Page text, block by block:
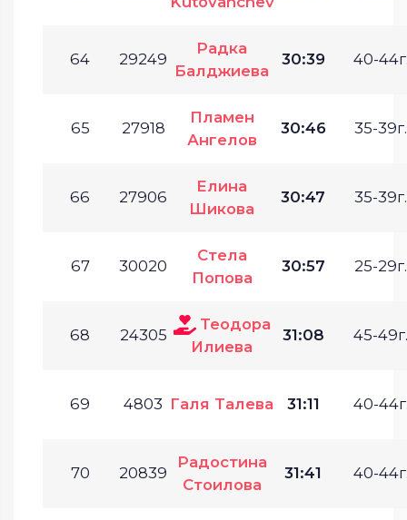
64 29249
Радка
Балджиева
30:39 40-
65 27918
Пламен
Ангелов
30:46 35-39г.
66 27906
Елина
Шикова
30:47 35-39г.
67 30020
Стела
Попова
30:57 25-29г.
68 24305
Теодора
Илиева
31:08 45-49г.
69 4803 Галя Талева 31:11 40-
70 20839
Радостина
Стоилова
31:41 40-